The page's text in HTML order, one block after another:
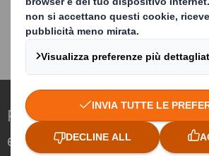
Il controllo della nostra rete
centralizzato in modo da garantire la
aderenza ai programmi e un
tutti i clienti.
Ridefinire il packaging per un
evoluzione